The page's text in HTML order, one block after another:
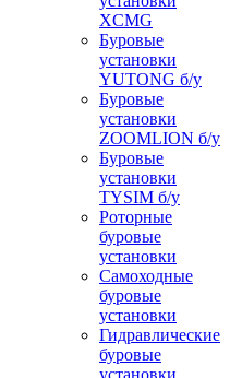
XCMG
Буровые
установки
YUTONG б/у
Буровые
установки
ZOOMLION б/у
Буровые
установки
TYSIM б/у
Роторные
буровые
установки
Самоходные
буровые
установки
Гидравлические
буровые
установки